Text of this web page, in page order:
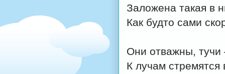
Заложена такая в
Как будто сами
Они отважны, тучи
К лучам стремятся